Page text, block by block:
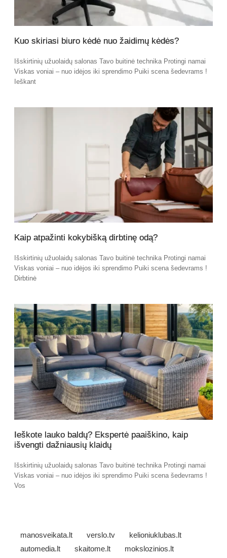
Kuo skiriasi biuro kėdė nuo žaidimų kėdės?
Išskirtinių užuolaidų salonas Tavo buitinė technika Protingi namai
Viskas voniai – nuo idėjos iki sprendimo Puiki scena šedevrams !
Ieškant
Kaip atpažinti kokybišką dirbtinę odą?
Išskirtinių užuolaidų salonas Tavo buitinė technika Protingi namai
Viskas voniai – nuo idėjos iki sprendimo Puiki scena šedevrams !
Dirbtinė
Ieškote lauko baldų? Ekspertė paaiškino, kaip
išvengti dažniausių klaidų
Išskirtinių užuolaidų salonas Tavo buitinė technika Protingi namai
Viskas voniai – nuo idėjos iki sprendimo Puiki scena šedevrams !
Vos
manosveikata.lt verslo.tv
kelioniuklubas.lt
automedia.lt
skaitome.lt
mokslozinios.lt